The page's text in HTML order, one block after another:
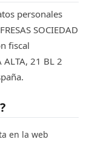
personales
SOCIEDAD
fiscal
21 BL 2
en la web